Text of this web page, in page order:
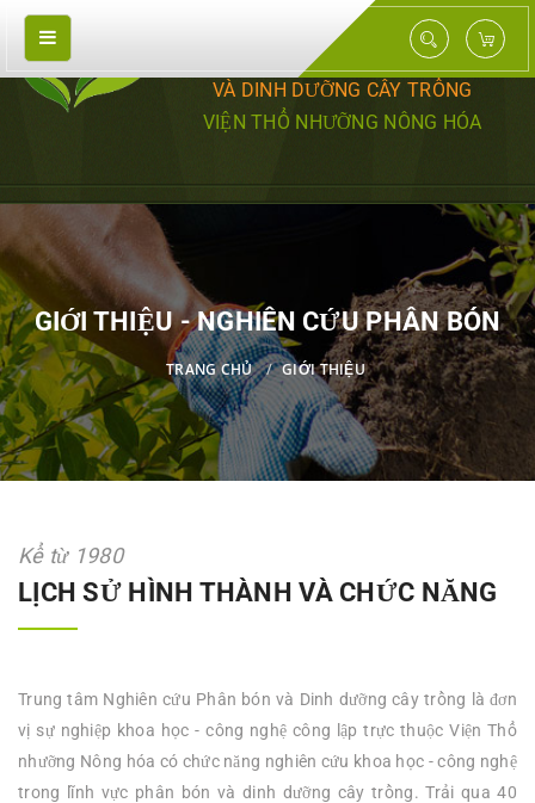
TRUNG TÂM NGHIÊN CỨU PHÂN BÓN
VÀ DINH DƯỠNG CÂY TRỒNG
VIỆN THỔ NHƯỠNG NÔNG HÓA
GIỚI THIỆU - NGHIÊN CỨU PHÂN BÓN
TRANG CHỦ GIỚI THIỆU
Kể từ 1980
LỊCH SỬ HÌNH THÀNH VÀ CHỨC NĂNG
Trung tâm Nghiên cứu Phân bón và Dinh dưỡng cây trồng là đơn
vị sự nghiệp khoa học - công nghệ công lập trực thuộc Viện Thổ
nhưỡng Nông hóa có chức năng nghiên cứu khoa học - công nghệ
trong lĩnh vực phân bón và dinh dưỡng cây trồng. Trải qua 40